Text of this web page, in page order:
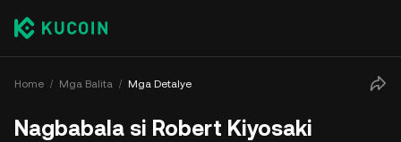
Home Mga Balita Mga Detalye
Nagbabala si Robert Kiyosaki